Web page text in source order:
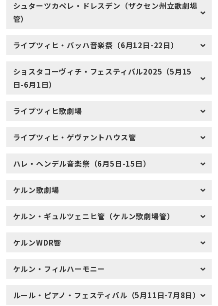
シュターツカペレ・ドレスデン（ザクセン州立歌劇場
管）
ライプツィヒ・バッハ音楽祭（6月12日-22日）
ショスタコーヴィチ・フェスティバル2025（5月15
日-6月1日）
ライプツィヒ歌劇場
ライプツィヒ・ゲヴァントハウス管
ハレ・ヘンデル音楽祭（6月5日-15日）
ケルン歌劇場
ケルン・ギュルツェニヒ管（ケルン歌劇場管）
ケルンWDR響
ケルン・フィルハーモニー
ルール・ピアノ・フェスティバル（5月11日-7月8日）